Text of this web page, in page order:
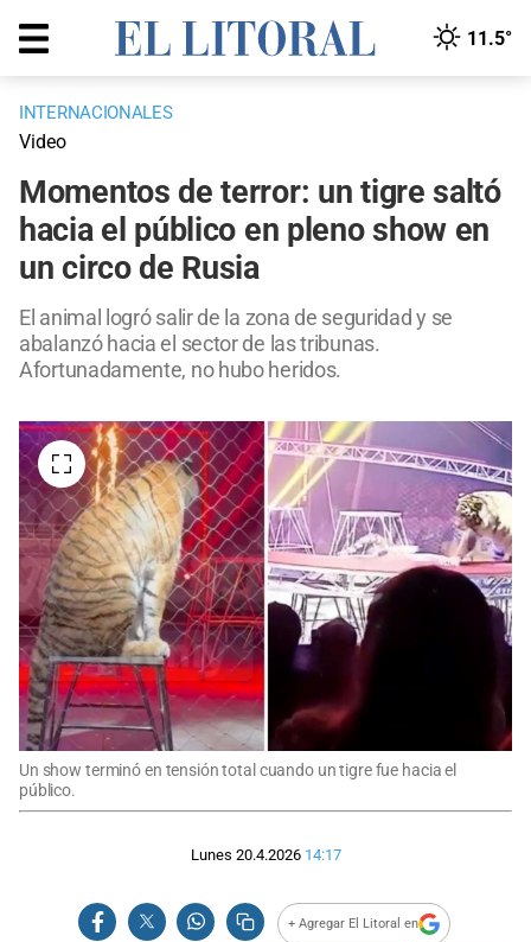
11.5°
INTERNACIONALES
Video
Momentos de terror: un tigre saltó
hacia el público en pleno show en
un circo de Rusia
El animal logró salir de la zona de seguridad y se
abalanzó hacia el sector de las tribunas.
Afortunadamente, no hubo heridos.
Un show terminó en tensión total cuando un tigre fue hacia el
público.
Lunes 20.4.2026 14:17
+ Agregar El Litoral en